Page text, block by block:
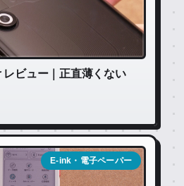
レビュー｜正直薄くない
E-ink・電子ペーパー